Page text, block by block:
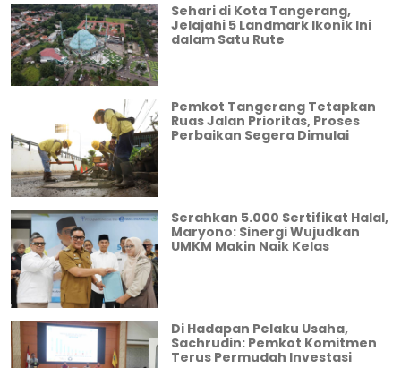
Sehari di Kota Tangerang,
Jelajahi 5 Landmark Ikonik Ini
dalam Satu Rute
Pemkot Tangerang Tetapkan
Ruas Jalan Prioritas, Proses
Perbaikan Segera Dimulai
Serahkan 5.000 Sertifikat Halal,
Maryono: Sinergi Wujudkan
UMKM Makin Naik Kelas
Di Hadapan Pelaku Usaha,
Sachrudin: Pemkot Komitmen
Terus Permudah Investasi